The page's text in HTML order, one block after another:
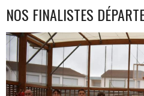
NOS FINALISTES